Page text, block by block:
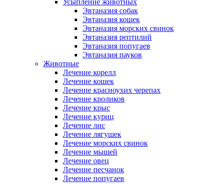
Усыпление животных
Эвтаназия собак
Эвтаназия кошек
Эвтаназия морских свинок
Эвтаназия рептилий
Эвтаназия попугаев
Эвтаназия пауков
Животные
Лечение корелл
Лечение кошек
Лечение красноухих черепах
Лечение кроликов
Лечение крыс
Лечение куриц
Лечение лис
Лечение лягушек
Лечение морских свинок
Лечение мышей
Лечение овец
Лечение песчанок
Лечение попугаев